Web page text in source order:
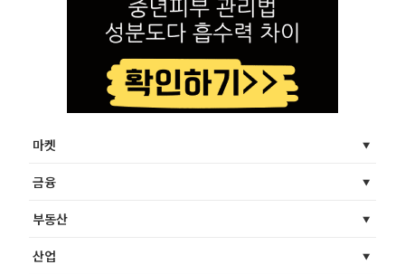
마켓
금융
부동산
산업